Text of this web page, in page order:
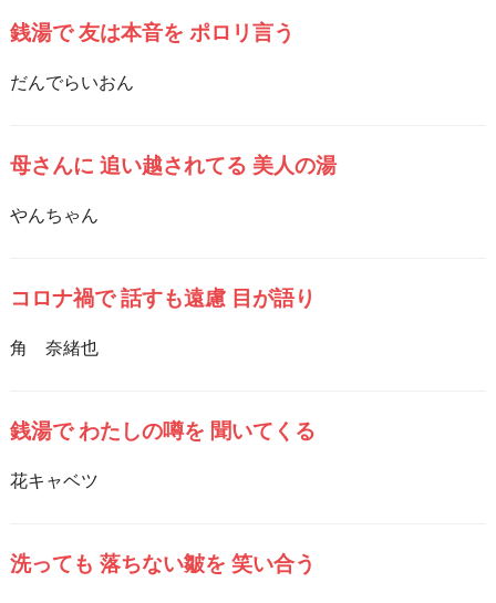
銭湯で 友は本音を ポロリ言う
だんでらいおん
母さんに 追い越されてる 美人の湯
やんちゃん
コロナ禍で 話すも遠慮 目が語り
角 奈緒也
銭湯で わたしの噂を 聞いてくる
花キャベツ
洗っても 落ちない皺を 笑い合う